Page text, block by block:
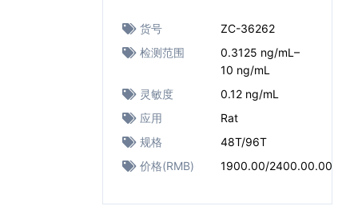
货号
ZC-36262
检测范围
0.3125 ng/mL–
10 ng/mL
灵敏度
0.12 ng/mL
应用
Rat
规格
48T/96T
价格(RMB)
1900.00/2400.00.00